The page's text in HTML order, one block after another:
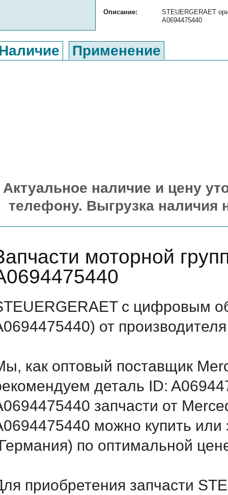
Описание:
STEUERGERAET
A0694475440
Применение
Актуальное наличие и цену
телефону. Выгрузка наличия
моторной
с цифровым
от
как оптовый поставщик
деталь ID:
запчасти от
можно купить или
по оптимальной
приобретения запчасти